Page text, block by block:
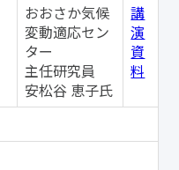
おおさか気候
変動適応セン
ター
主任研究員
安松谷 恵子氏
講
演
資
料